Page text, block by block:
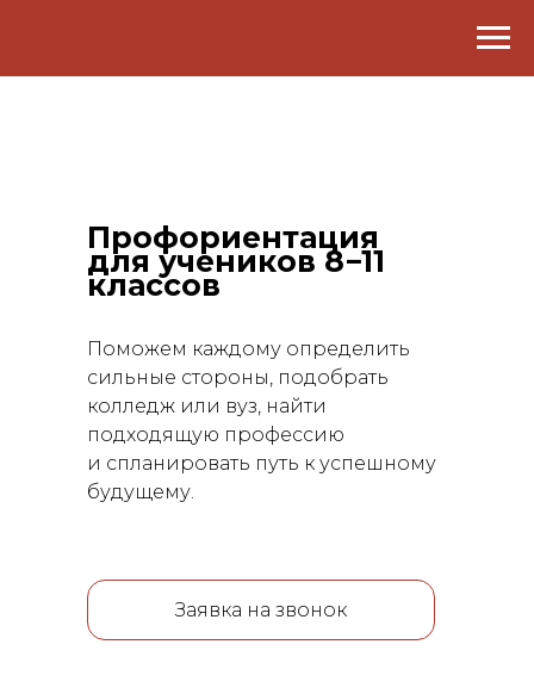
Профориентация
для учеников 8−11
классов
Поможем каждому определить
сильные стороны, подобрать
колледж или вуз, найти
подходящую профессию
и спланировать путь к успешному
будущему.
Заявка на звонок